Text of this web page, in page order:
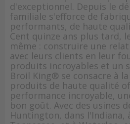
d'exceptionnel. Depuis le
familiale s'efforce de
performants, de haute
Cent quinze ans plus tard,
même : construire une
avec leurs clients en leur
produits incroyables et un
Broil King® se consacre à
produits de haute qualité
performance incroyable,
bon goût. Avec des usines
Huntington, dans l'Indiana,